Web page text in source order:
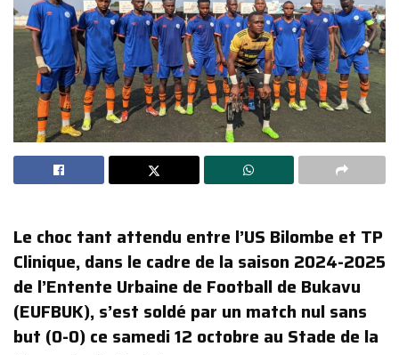
Le choc tant attendu entre l’US Bilombe et TP
Clinique, dans le cadre de la saison 2024-2025
de l’Entente Urbaine de Football de Bukavu
(EUFBUK), s’est soldé par un match nul sans
but (0-0) ce samedi 12 octobre au Stade de la